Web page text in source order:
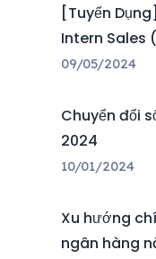
[Tuyển
Intern Sales
09/05/2024
Chuyển đổi
2024
10/01/2024
Xu hướng
ngân hàng